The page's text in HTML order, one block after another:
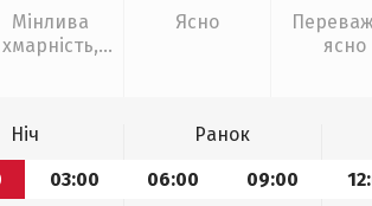
Мінлива
хмарність,
Ясно
ясно
Ніч Ранок
03:00 06:00 09:00